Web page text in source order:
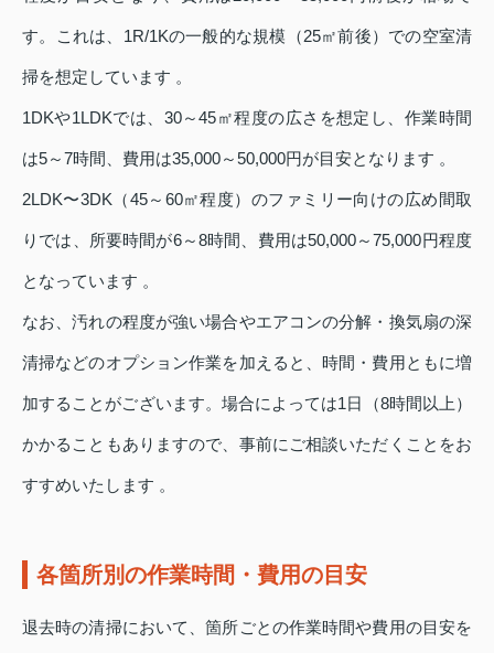
す。これは、1R/1Kの一般的な規模（25㎡前後）での空室清
掃を想定しています 。
1DKや1LDKでは、30～45㎡程度の広さを想定し、作業時間
は5～7時間、費用は35,000～50,000円が目安となります 。
2LDK〜3DK（45～60㎡程度）のファミリー向けの広め間取
りでは、所要時間が6～8時間、費用は50,000～75,000円程度
となっています 。
なお、汚れの程度が強い場合やエアコンの分解・換気扇の深
清掃などのオプション作業を加えると、時間・費用ともに増
加することがございます。場合によっては1日（8時間以上）
かかることもありますので、事前にご相談いただくことをお
すすめいたします 。
各箇所別の作業時間・費用の目安
退去時の清掃において、箇所ごとの作業時間や費用の目安を